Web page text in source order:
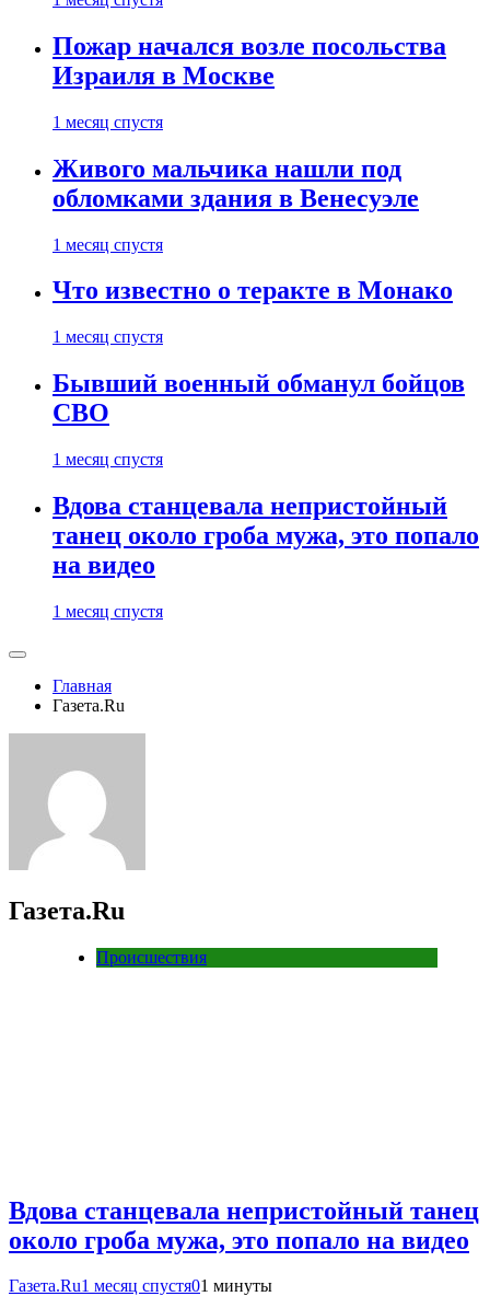
Пожар начался возле посольства
Израиля в Москве
1 месяц спустя
Живого мальчика нашли под
обломками здания в Венесуэле
1 месяц спустя
Что известно о теракте в Монако
1 месяц спустя
Бывший военный обманул бойцов
СВО
1 месяц спустя
Вдова станцевала непристойный
танец около гроба мужа, это попало
на видео
1 месяц спустя
Главная
Газета.Ru
Газета.Ru
Происшествия
Вдова станцевала непристойный танец
около гроба мужа, это попало на видео
Газета.Ru1 месяц спустя01 минуты